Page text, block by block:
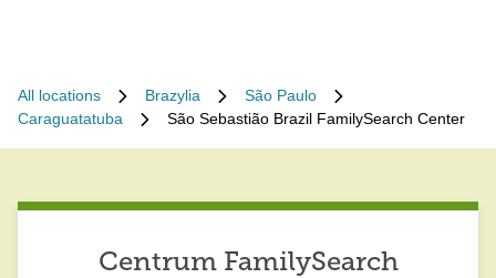
All locations Brazylia
São Paulo
Caraguatatuba
São Sebastião Brazil FamilySearch Center
Centrum FamilySearch